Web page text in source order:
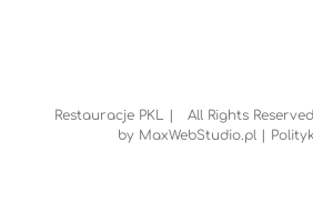
Restauracje PKL | All Rights
by MaxWebStudio.pl|